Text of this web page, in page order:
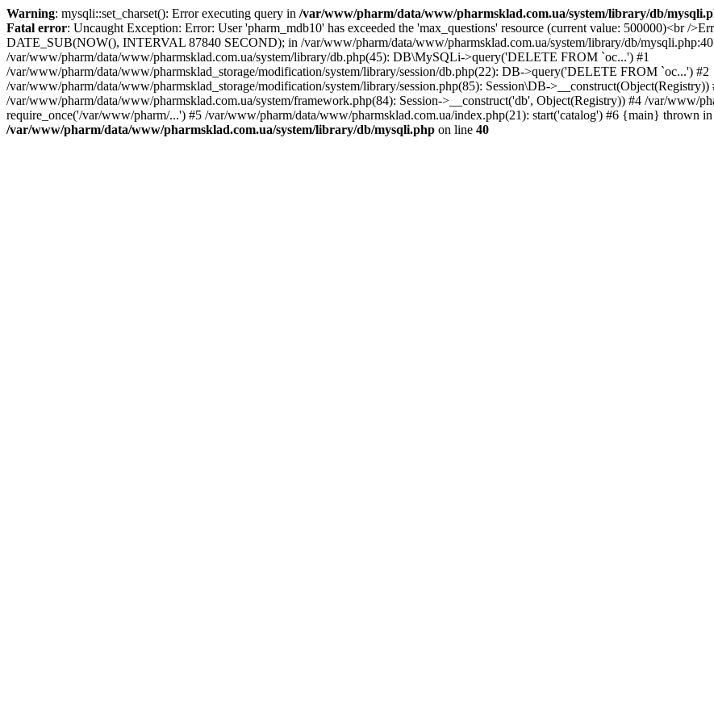
Warning: mysqli::set_charset(): Error executing query in /var/www/pharm/data/www/pharmsklad.com.ua/system/library/db/
Fatal error: Uncaught Exception: Error: User 'pharm_mdb10' has exceeded the 'max_questions' resource (current value: 500000)<br /
DATE_SUB(NOW(), INTERVAL 87840 SECOND); in /var/www/pharm/data/www/pharmsklad.com.ua/system/library/db/mysqli.php:40
/var/www/pharm/data/www/pharmsklad.com.ua/system/library/db.php(45): DB\MySQLi->query('DELETE FROM `oc...') #1
/var/www/pharm/data/www/pharmsklad_storage/modification/system/library/session/db.php(22): DB->query('DELETE FROM `oc...') #2
/var/www/pharm/data/www/pharmsklad_storage/modification/system/library/session.php(85): Session\DB->__construct(Object(Registry))
/var/www/pharm/data/www/pharmsklad.com.ua/system/framework.php(84): Session->__construct('db', Object(Registry)) #4 /var/www/
require_once('/var/www/pharm/...') #5 /var/www/pharm/data/www/pharmsklad.com.ua/index.php(21): start('catalog') #6 {main} thrown in
/var/www/pharm/data/www/pharmsklad.com.ua/system/library/db/mysqli.php on line 40